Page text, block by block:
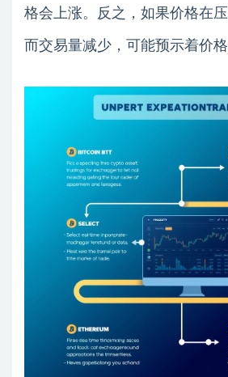
格会上涨。反之，如果价格在
而交易量减少，可能预示着价格